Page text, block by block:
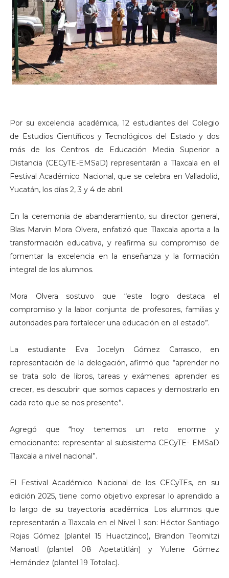
Por su excelencia académica, 12 estudiantes del Colegio
de Estudios Científicos y Tecnológicos del Estado y dos
más de los Centros de Educación Media Superior a
Distancia (CECyTE-EMSaD) representarán a Tlaxcala en el
Festival Académico Nacional, que se celebra en Valladolid,
Yucatán, los días 2, 3 y 4 de abril.
En la ceremonia de abanderamiento, su director general,
Blas Marvin Mora Olvera, enfatizó que Tlaxcala aporta a la
transformación educativa, y reafirma su compromiso de
fomentar la excelencia en la enseñanza y la formación
integral de los alumnos.
Mora Olvera sostuvo que “este logro destaca el
compromiso y la labor conjunta de profesores, familias y
autoridades para fortalecer una educación en el estado”.
La estudiante Eva Jocelyn Gómez Carrasco, en
representación de la delegación, afirmó que “aprender no
se trata solo de libros, tareas y exámenes; aprender es
crecer, es descubrir que somos capaces y demostrarlo en
cada reto que se nos presente”.
Agregó que “hoy tenemos un reto enorme y
emocionante: representar al subsistema CECyTE- EMSaD
Tlaxcala a nivel nacional”.
El Festival Académico Nacional de los CECyTEs, en su
edición 2025, tiene como objetivo expresar lo aprendido a
lo largo de su trayectoria académica. Los alumnos que
representarán a Tlaxcala en el Nivel 1 son: Héctor Santiago
Rojas Gómez (plantel 15 Huactzinco), Brandon Teomitzi
Manoatl (plantel 08 Apetatitlán) y Yulene Gómez
Hernández (plantel 19 Totolac).